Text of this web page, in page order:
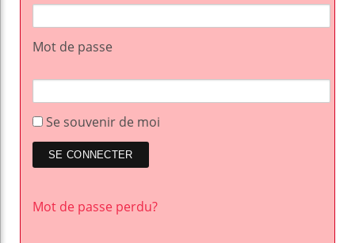
Mot de passe
Se souvenir de moi
Mot de passe perdu?